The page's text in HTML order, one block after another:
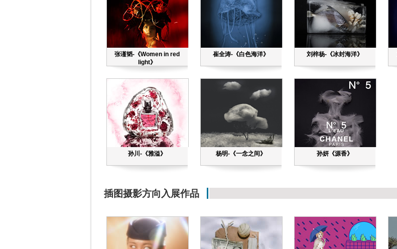
张谨韬-《Women in red
light》
崔全涛-《白色海洋》 刘梓杨-《冰封海洋》
孙川-《雅溢》 杨明-《一念之间》 孙妍《源香》
插图摄影方向入展作品